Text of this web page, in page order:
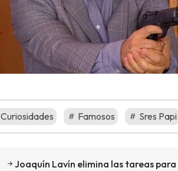
Curiosidades Famosos Sres Papi
Joaquín Lavín elimina las tareas